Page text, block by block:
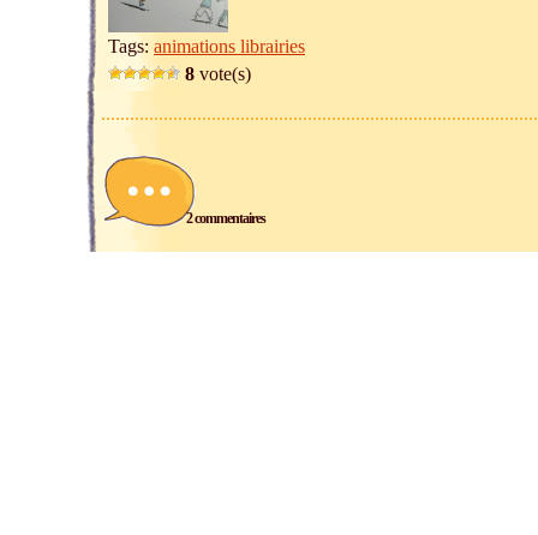
Tags: animations librairies
8 vote(s)
2 commentaires